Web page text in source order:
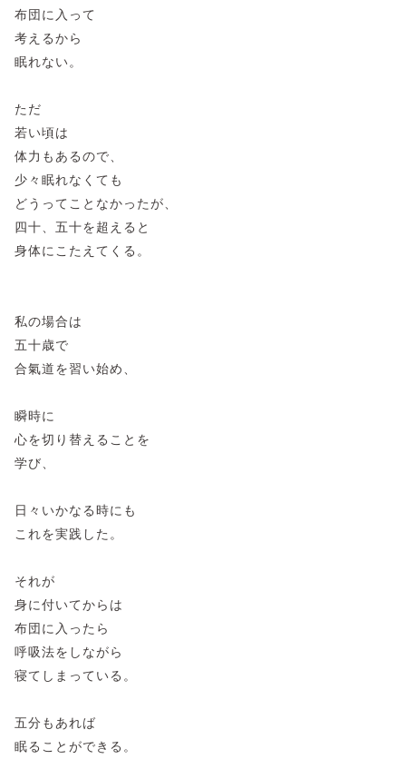
布団に入って
考えるから
眠れない。
ただ
若い頃は
体力もあるので、
少々眠れなくても
どうってことなかったが、
四十、五十を超えると
身体にこたえてくる。
私の場合は
五十歳で
合氣道を習い始め、
瞬時に
心を切り替えることを
学び、
日々いかなる時にも
これを実践した。
それが
身に付いてからは
布団に入ったら
呼吸法をしながら
寝てしまっている。
五分もあれば
眠ることができる。